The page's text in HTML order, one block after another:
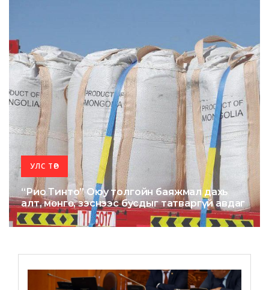
УЛС ТӨР
“Рио Тинто” Оюу толгойн баяжмал дахь
алт, мөнгө, зэснээс бусдыг татваргүй авдаг